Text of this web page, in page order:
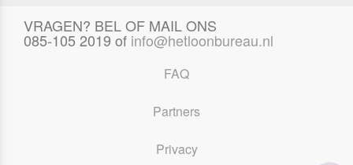
VRAGEN? BEL OF MAIL ONS
085-105 2019 of info@hetloonbureau.nl
FAQ
Partners
Privacy